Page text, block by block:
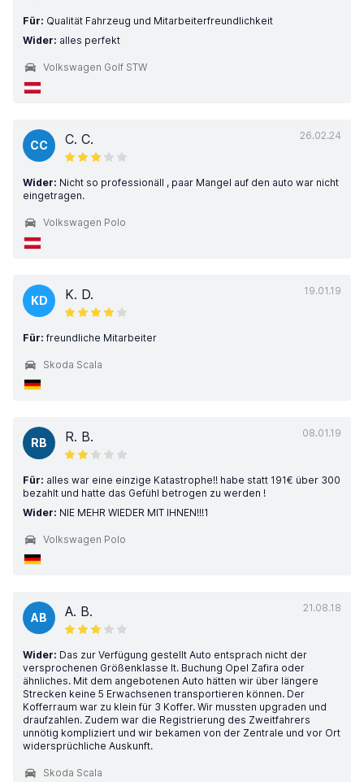
Für: Qualität Fahrzeug und Mitarbeiterfreundlichkeit
Wider: alles perfekt
Volkswagen Golf STW
26.02.24
CC C. C.
Wider: Nicht so professionäll , paar Mangel auf den auto war nicht
eingetragen.
Volkswagen Polo
19.01.19
KD K. D.
Für: freundliche Mitarbeiter
Skoda Scala
08.01.19
RB R. B.
Für: alles war eine einzige Katastrophe!! habe statt 191€ über 300
bezahlt und hatte das Gefühl betrogen zu werden !
Wider: NIE MEHR WIEDER MIT IHNEN!!!1
Volkswagen Polo
21.08.18
AB A. B.
Wider: Das zur Verfügung gestellt Auto entsprach nicht der
versprochenen Größenklasse lt. Buchung Opel Zafira oder
ähnliches. Mit dem angebotenen Auto hätten wir über längere
Strecken keine 5 Erwachsenen transportieren können. Der
Kofferraum war zu klein für 3 Koffer. Wir mussten upgraden und
draufzahlen. Zudem war die Registrierung des Zweitfahrers
unnötig kompliziert und wir bekamen von der Zentrale und vor Ort
widersprüchliche Auskunft.
Skoda Scala